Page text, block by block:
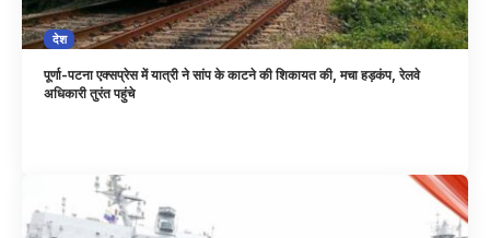
देश
पूर्णा-पटना एक्सप्रेस में यात्री ने सांप के काटने की शिकायत की, मचा हड़कंप, रेलवे
अधिकारी तुरंत पहुंचे